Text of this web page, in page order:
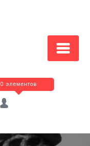
0 элементов